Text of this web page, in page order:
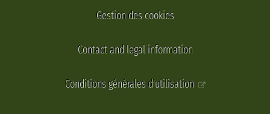
Gestion des cookies
Contact and legal information
Conditions générales d'utilisation